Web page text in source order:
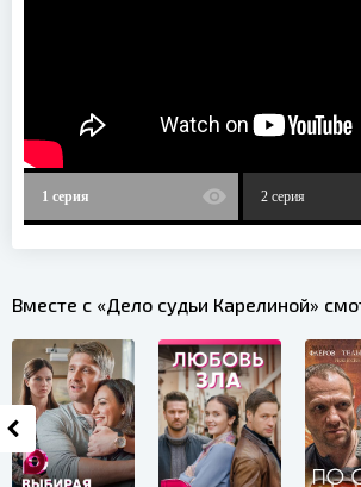
1 серия 2 серия
Вместе с «Дело судьи Карелиной»